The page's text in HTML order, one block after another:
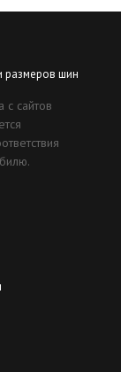
размеров шин
с сайтов